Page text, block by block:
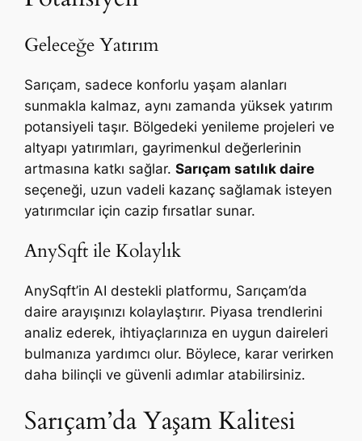
Geleceğe Yatırım
Sarıçam, sadece konforlu yaşam alanları
sunmakla kalmaz, aynı zamanda yüksek yatırım
potansiyeli taşır. Bölgedeki yenileme projeleri ve
altyapı yatırımları, gayrimenkul değerlerinin
artmasına katkı sağlar.Sarıçam satılık daire
seçeneği, uzun vadeli kazanç sağlamak isteyen
yatırımcılar için cazip fırsatlar sunar.
AnySqft ile Kolaylık
AnySqft’in AI destekli platformu, Sarıçam’da
daire arayışınızı kolaylaştırır. Piyasa trendlerini
analiz ederek, ihtiyaçlarınıza en uygun daireleri
bulmanıza yardımcı olur. Böylece, karar verirken
daha bilinçli ve güvenli adımlar atabilirsiniz.
Sarıçam’da Yaşam Kalitesi